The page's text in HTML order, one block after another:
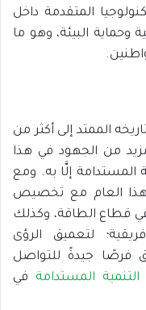
المتقدمة داخل
وحماية البيئة، وهو ما
الممتد إلى أكثر من
من الجهود في هذا
المستدامة إلَّا به. ومع
هذا العام مع تخصيص
قطاع الطاقة، وكذلك
لتعميق الرؤى
فرصًا جيدةً للتواصل
التنمية المستدامة في